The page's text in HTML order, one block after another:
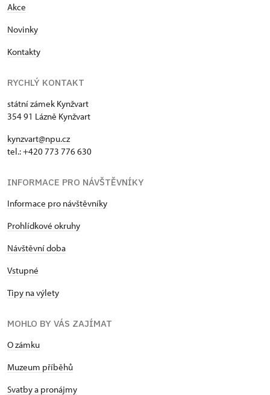
Akce
Novinky
Kontakty
RYCHLÝ KONTAKT
státní zámek Kynžvart
354 91 Lázně Kynžvart
kynzvart@npu.cz
tel.: +420 773 776 630
INFORMACE PRO NÁVŠTĚVNÍKY
Informace pro návštěvníky
Prohlídkové okruhy
Návštěvní doba
Vstupné
Tipy na výlety
MOHLO BY VÁS ZAJÍMAT
O zámku
Muzeum příběhů
Svatby a pronájmy